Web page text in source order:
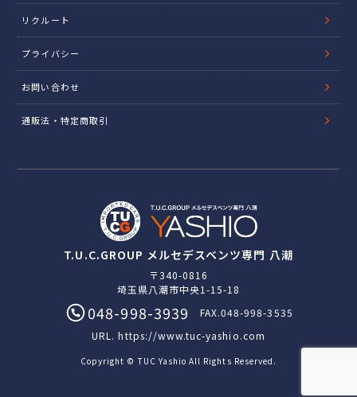
リクルート
プライバシー
お問い合わせ
通販法・特定商取引
T.U.C.GROUP メルセデスベンツ専門 八潮
〒340-0816
埼玉県八潮市中央1-15-18
048-998-3939
FAX.048-998-3535
URL.https://www.tuc-yashio.com
Copyright © TUC Yashio All Rights Reserved.